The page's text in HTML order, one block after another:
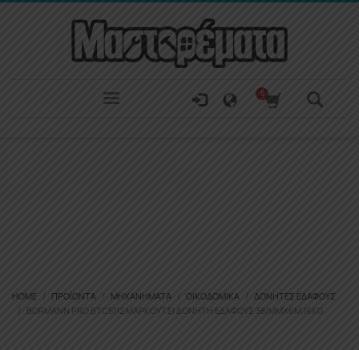
HOME ΠΡΟΪΌΝΤΑ ΜΗΧΑΝΉΜΑΤΑ ΟΙΚΟΔΟΜΙΚΆ
ΔΟΝΗΤΈΣ ΕΔΆΦΟΥΣ
BORMANN PRO BTC5112 ΜΑΡΚΟΎΤΣΙ ΔΟΝΗΤΉ ΕΔΆΦΟΥΣ 38/MMX6M,16KG